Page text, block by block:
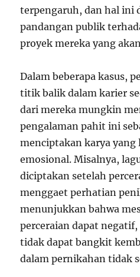
terpengaruh, dan hal ini
pandangan publik
proyek mereka yang
Dalam beberapa kasus,
titik balik dalam karier
dari mereka mungkin
pengalaman pahit ini
menciptakan karya yang
emosional. Misalnya,
diciptakan setelah
menggaet perhatian
menunjukkan bahwa
perceraian dapat
tidak dapat bangkit
dalam pernikahan tidak